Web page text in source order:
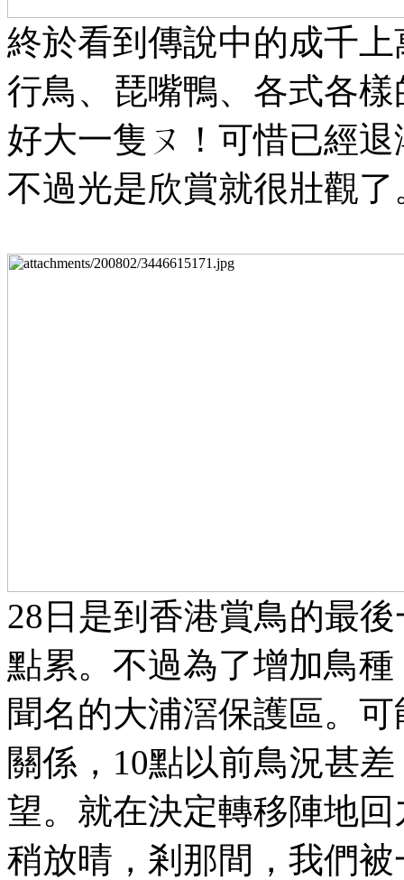
終於看到傳說中的成千
行鳥、琵嘴鴨、各式各
好大一隻ㄡ！可惜已經
不過光是欣賞就很壯觀了
28日是到香港賞鳥的最
點累。不過為了增加鳥
聞名的大浦滘保護區。
關係，10點以前鳥況甚
望。就在決定轉移陣地
稍放晴，剎那間，我們